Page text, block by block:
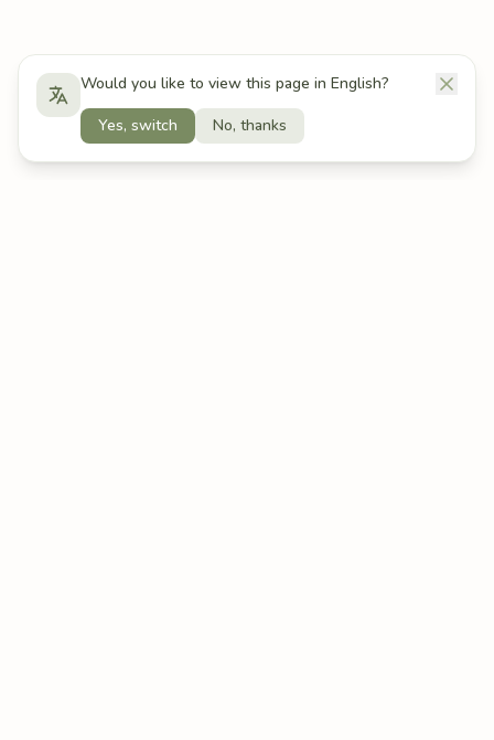
Would you like to view this page in English?
Yes, switch
No, thanks